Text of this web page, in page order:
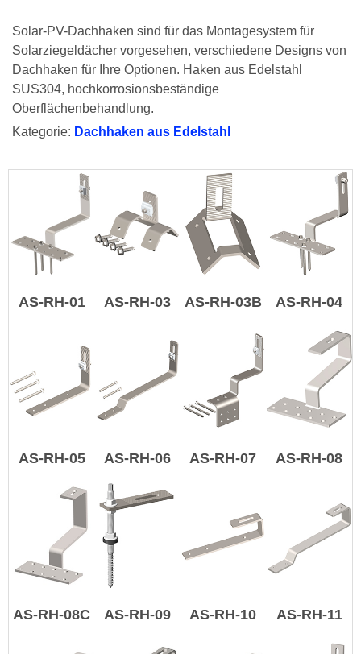
Solar-PV-Dachhaken sind für das Montagesystem für
Solarziegeldächer vorgesehen, verschiedene Designs von
Dachhaken für Ihre Optionen. Haken aus Edelstahl
SUS304, hochkorrosionsbeständige
Oberflächenbehandlung.
Kategorie: Dachhaken aus Edelstahl
AS-RH-01 AS-RH-03 AS-RH-03B AS-RH-04
AS-RH-05 AS-RH-06 AS-RH-07 AS-RH-08
AS-RH-08C AS-RH-09 AS-RH-10 AS-RH-11